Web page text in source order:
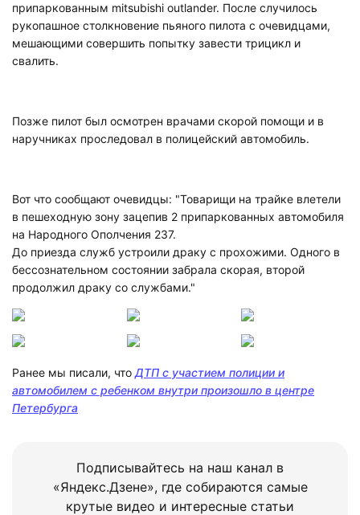
припаркованным mitsubishi outlander. После случилось
рукопашное столкновение пьяного пилота с очевидцами,
мешающими совершить попытку завести трицикл и
свалить.
Позже пилот был осмотрен врачами скорой помощи и в
наручниках проследовал в полицейский автомобиль.
Вот что сообщают очевидцы: "Товарищи на трайке влетели
в пешеходную зону зацепив 2 припаркованных автомобиля
на Народного Ополчения 237.
До приезда служб устроили драку с прохожими. Одного в
бессознательном состоянии забрала скорая, второй
продолжил драку со службами."
Ранее мы писали, что ДТП с участием полиции и
автомобилем с ребенком внутри произошло в центре
Петербурга
Подписывайтесь на наш канал в
«Яндекс.Дзене», где собираются самые
крутые видео и интересные статьи